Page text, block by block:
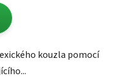
kouzla pomocí